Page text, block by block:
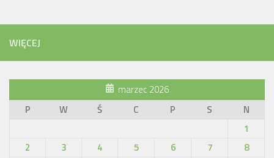
WIĘCEJ
marzec 2026
P
W Ś C P S
N
1
2
3 4 5 6 7
8